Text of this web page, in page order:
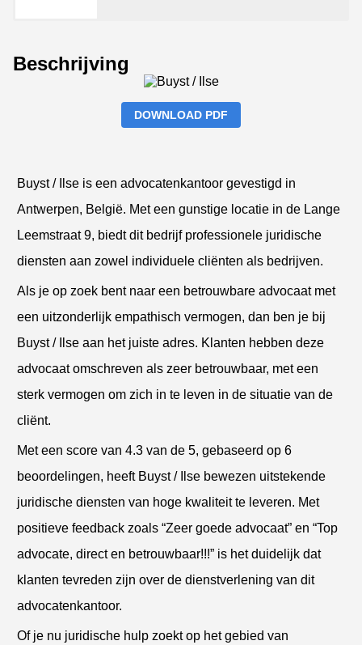
Beschrijving
DOWNLOAD PDF
Buyst / Ilse is een advocatenkantoor gevestigd in
Antwerpen, België. Met een gunstige locatie in de Lange
Leemstraat 9, biedt dit bedrijf professionele juridische
diensten aan zowel individuele cliënten als bedrijven.
Als je op zoek bent naar een betrouwbare advocaat met
een uitzonderlijk empathisch vermogen, dan ben je bij
Buyst / Ilse aan het juiste adres. Klanten hebben deze
advocaat omschreven als zeer betrouwbaar, met een
sterk vermogen om zich in te leven in de situatie van de
cliënt.
Met een score van 4.3 van de 5, gebaseerd op 6
beoordelingen, heeft Buyst / Ilse bewezen uitstekende
juridische diensten van hoge kwaliteit te leveren. Met
positieve feedback zoals “Zeer goede advocaat” en “Top
advocate, direct en betrouwbaar!!!” is het duidelijk dat
klanten tevreden zijn over de dienstverlening van dit
advocatenkantoor.
Of je nu juridische hulp zoekt op het gebied van